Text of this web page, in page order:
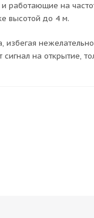
на
высотой до 4 м.
на открытие,